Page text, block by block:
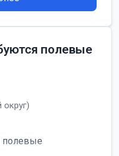
полевые
полевые